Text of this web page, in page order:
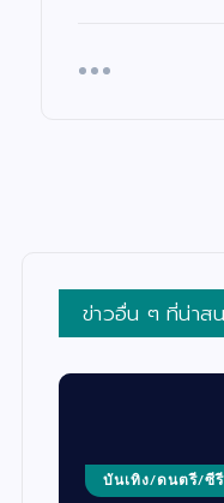
ข่าวอื่น ๆ ที่น่าส
บันเทิง/ดนตรี/ซี